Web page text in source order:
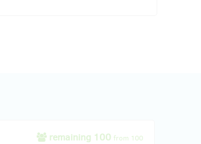
remaining 100 from 100